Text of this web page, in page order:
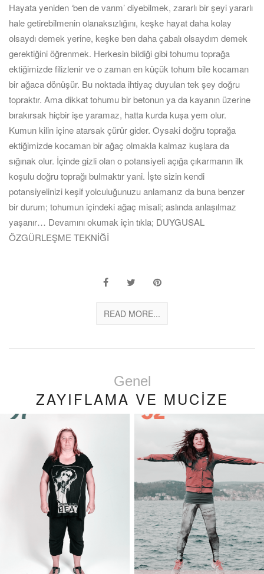
Hayata yeniden ‘ben de varım’ diyebilmek, zararlı bir şeyi yararlı
hale getirebilmenin olanaksızlığını, keşke hayat daha kolay
olsaydı demek yerine, keşke ben daha çabalı olsaydım demek
gerektiğini öğrenmek. Herkesin bildiği gibi tohumu toprağa
ektiğimizde filizlenir ve o zaman en küçük tohum bile kocaman
bir ağaca dönüşür. Bu noktada ihtiyaç duyulan tek şey doğru
topraktır. Ama dikkat tohumu bir betonun ya da kayanın üzerine
bırakırsak hiçbir işe yaramaz, hatta kurda kuşa yem olur.
Kumun kilin içine atarsak çürür gider. Oysaki doğru toprağa
ektiğimizde kocaman bir ağaç olmakla kalmaz kuşlara da
sığınak olur. İçinde gizli olan o potansiyeli açığa çıkarmanın ilk
koşulu doğru toprağı bulmaktır yani. İşte sizin kendi
potansiyelinizi keşif yolculuğunuzu anlamanız da buna benzer
bir durum; tohumun içindeki ağaç misali; aslında anlaşılmaz
yaşanır… Devamını okumak için tıkla; DUYGUSAL
ÖZGÜRLEŞME TEKNİĞİ
READ MORE...
Genel
ZAYIFLAMA VE MUCİZE